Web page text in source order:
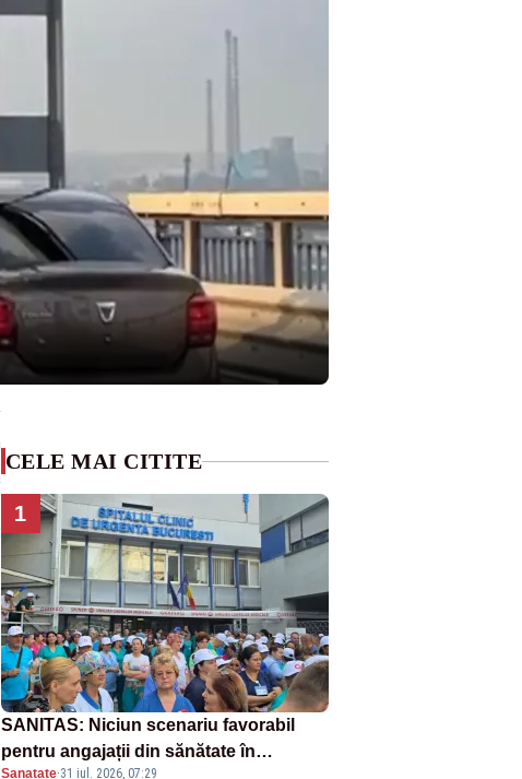
CELE MAI CITITE
1
SANITAS: Niciun scenariu favorabil
pentru angajații din sănătate în
Sanatate·31 iul. 2026, 07:29